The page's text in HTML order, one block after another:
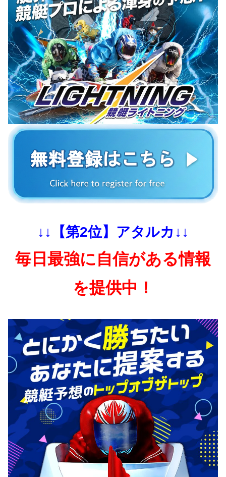
↓↓【第2位】アタルカ↓↓
毎日最強に自信がある情報
を提供中！